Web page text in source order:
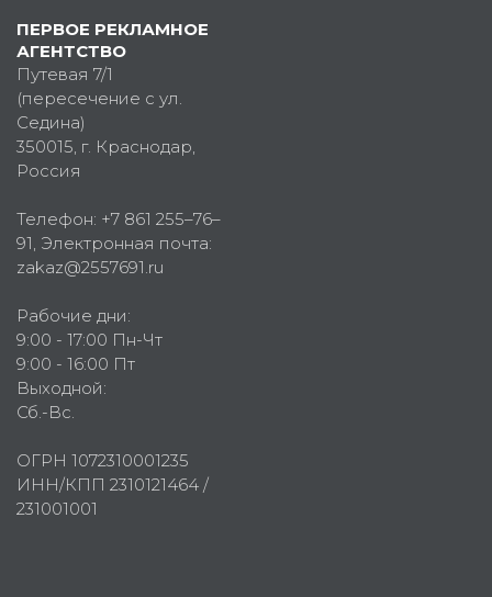
ПЕРВОЕ РЕКЛАМНОЕ
АГЕНТСТВО
Путевая 7/1
(пересечение с ул.
Седина)
350015, г. Краснодар,
Россия
Телефон: +7 861 255–76–
91, Электронная почта:
zakaz@2557691.ru
Рабочие дни:
9:00 - 17:00 Пн-Чт
9:00 - 16:00 Пт
Выходной:
Сб.-Вс.
ОГРН 1072310001235
ИНН/КПП 2310121464 /
231001001